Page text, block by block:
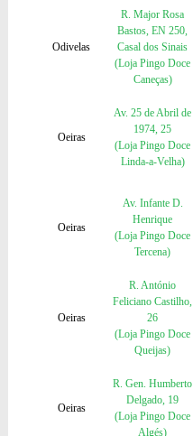
Odivelas
R. Major Rosa
Bastos, EN 250,
Casal dos Sinais
(Loja Pingo Doce
Caneças)
Oeiras
Av. 25 de Abril de
1974, 25
(Loja Pingo Doce
Linda-a-Velha)
Oeiras
Av. Infante D.
Henrique
(Loja Pingo Doce
Tercena)
Oeiras
R. António
Feliciano Castilho,
26
(Loja Pingo Doce
Queijas)
Oeiras
R. Gen. Humberto
Delgado, 19
(Loja Pingo Doce
Algés)